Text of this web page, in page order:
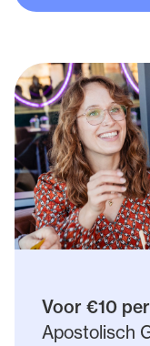
Voor €10
Apostolisch